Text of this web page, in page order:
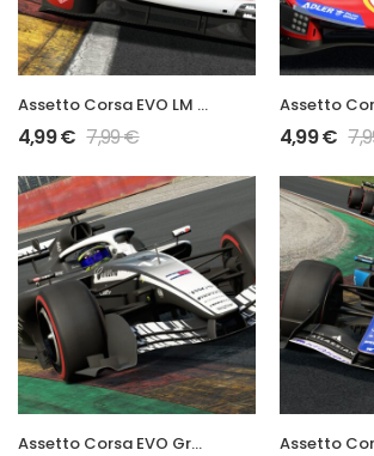
Assetto Corsa EVO LM Hypercar 963 LMDh Mod
4,99€ 7,99€ 4,99€
Assetto Corsa EVO Grand Prix 2026 MAC26 Mod